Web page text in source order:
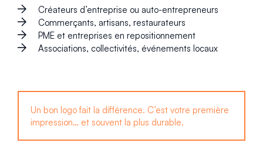
Créateurs d’entreprise ou auto-entrepreneurs
Commerçants, artisans, restaurateurs
PME et entreprises en repositionnement
Associations, collectivités, événements locaux
Un bon logo fait la différence. C’est votre première
impression… et souvent la plus durable.